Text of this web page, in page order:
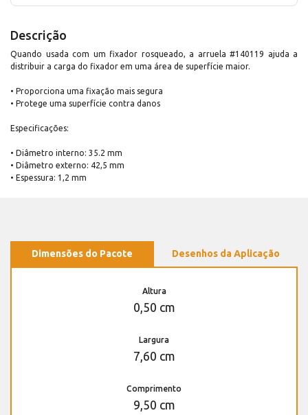
Descrição
Quando usada com um fixador rosqueado, a arruela #140119 ajuda a
distribuir a carga do fixador em uma área de superfície maior.
• Proporciona uma fixação mais segura
• Protege uma superfície contra danos
Especificações:
• Diâmetro interno: 35.2 mm
• Diâmetro externo: 42,5 mm
• Espessura: 1,2 mm
Dimensões do Pacote Desenhos da Aplicação
Altura
0,50 cm
Largura
7,60 cm
Comprimento
9,50 cm